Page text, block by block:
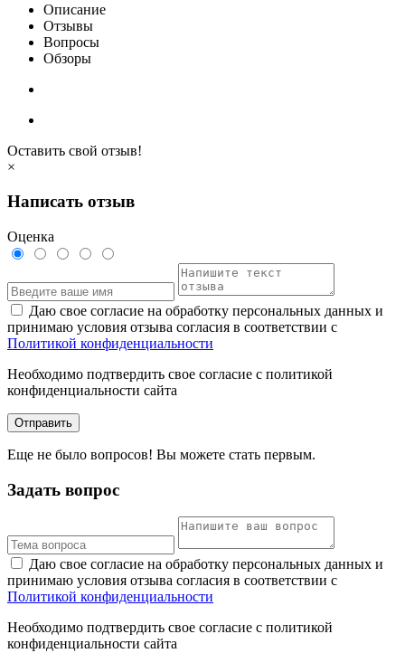
Описание
Отзывы
Вопросы
Обзоры
Оставить свой отзыв!
×
Написать отзыв
Оценка
Даю свое согласие на обработку персональных данных и
принимаю условия отзыва согласия в соответствии с
Политикой конфиденциальности
Необходимо подтвердить свое согласие с политикой
конфиденциальности сайта
Отправить
Еще не было вопросов! Вы можете стать первым.
Задать вопрос
Даю свое согласие на обработку персональных данных и
принимаю условия отзыва согласия в соответствии с
Политикой конфиденциальности
Необходимо подтвердить свое согласие с политикой
конфиденциальности сайта